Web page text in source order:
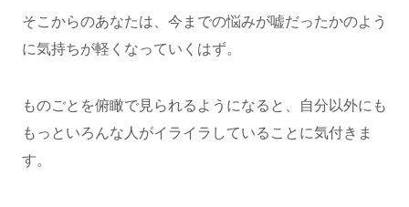
そこからのあなたは、今までの悩みが嘘だったかのよう
に気持ちが軽くなっていくはず。
ものごとを俯瞰で見られるようになると、自分以外にも
もっといろんな人がイライラしていることに気付きま
す。